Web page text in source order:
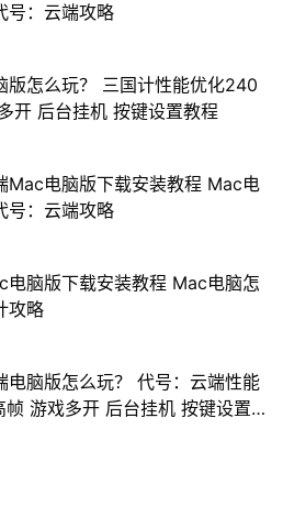
号：云端攻略
版怎么玩？ 三国计性能优化240
开 后台挂机 按键设置教程
Mac电脑版下载安装教程 Mac电
号：云端攻略
电脑版下载安装教程 Mac电脑怎
攻略
电脑版怎么玩？ 代号：云端性能
游戏多开 后台挂机 按键设置